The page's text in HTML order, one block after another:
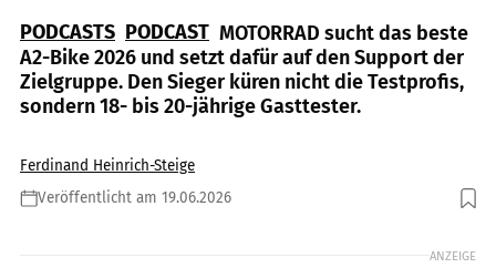
PODCASTS PODCAST MOTORRAD sucht das beste
A2-Bike 2026 und setzt dafür auf den Support der
Zielgruppe. Den Sieger küren nicht die Testprofis,
sondern 18- bis 20-jährige Gasttester.
Ferdinand Heinrich-Steige
Veröffentlicht am 19.06.2026
Foto: Jörg Künstle
ANZEIGE